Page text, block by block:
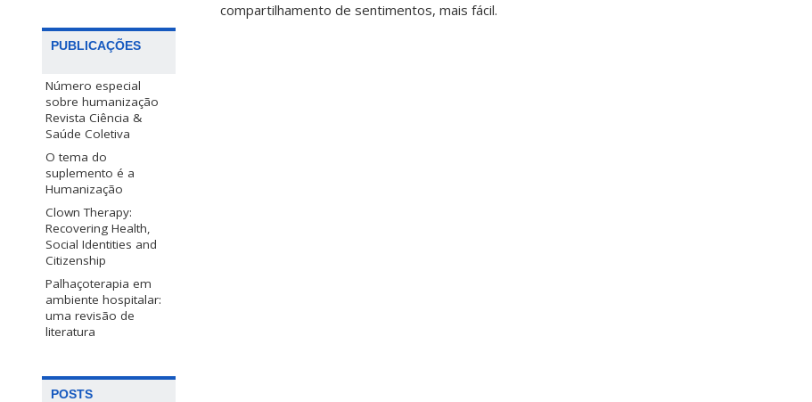
PUBLICAÇÕES
Número especial
sobre humanização
Revista Ciência &
Saúde Coletiva
O tema do
suplemento é a
Humanização
Clown Therapy:
Recovering Health,
Social Identities and
Citizenship
Palhaçoterapia em
ambiente hospitalar:
uma revisão de
literatura
POSTS
compartilhamento de sentimentos, mais fácil.